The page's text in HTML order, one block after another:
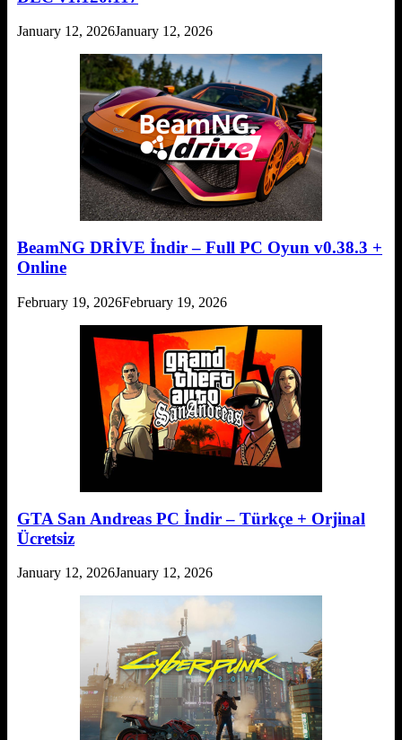
January 12, 2026January 12, 2026
BeamNG DRİVE İndir – Full PC Oyun v0.38.3 +
Online
February 19, 2026February 19, 2026
GTA San Andreas PC İndir – Türkçe + Orjinal
Ücretsiz
January 12, 2026January 12, 2026